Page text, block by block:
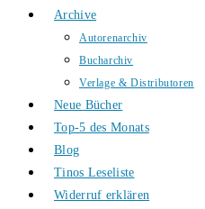
Archive
Autorenarchiv
Bucharchiv
Verlage & Distributoren
Neue Bücher
Top-5 des Monats
Blog
Tinos Leseliste
Widerruf erklären